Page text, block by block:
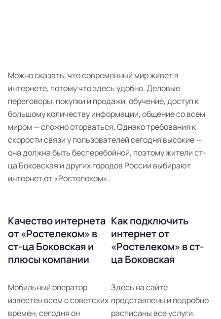
Можно сказать, что современный мир живет в
интернете, потому что здесь удобно. Деловые
переговоры, покупки и продажи, обучение, доступ к
большому количеству информации, общение со всем
миром — сложно оторваться. Однако требования к
скорости связи у пользователей сегодня высокие —
она должна быть бесперебойной, поэтому жители ст-
ца Боковская и других городов России выбирают
интернет от «Ростелеком».
Качество интернета
от «Ростелеком» в
ст-ца Боковская и
плюсы компании
Мобильный оператор
известен всем с советских
времен, сегодня он
Как подключить
интернет от
«Ростелеком» в ст-
ца Боковская
Здесь на сайте
представлены и подробно
расписаны все услуги.